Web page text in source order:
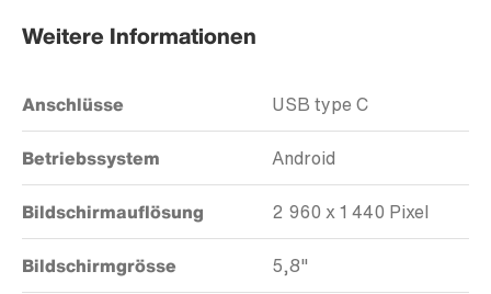
Weitere Informationen
Anschlüsse USB type C
Betriebssystem Android
Bildschirmauflösung 2 960 x 1 440 Pixel
Bildschirmgrösse 5,8"